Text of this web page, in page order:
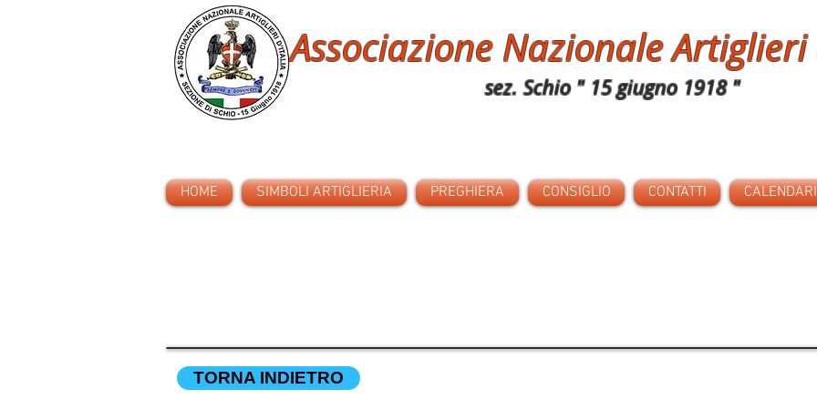
Associazione Nazionale
sez. Schio " 15 giugno 1918 "
HOME SIMBOLI ARTIGLIERIA PREGHIERA CONSIGLIO CONTATTI
TORNA INDIETRO